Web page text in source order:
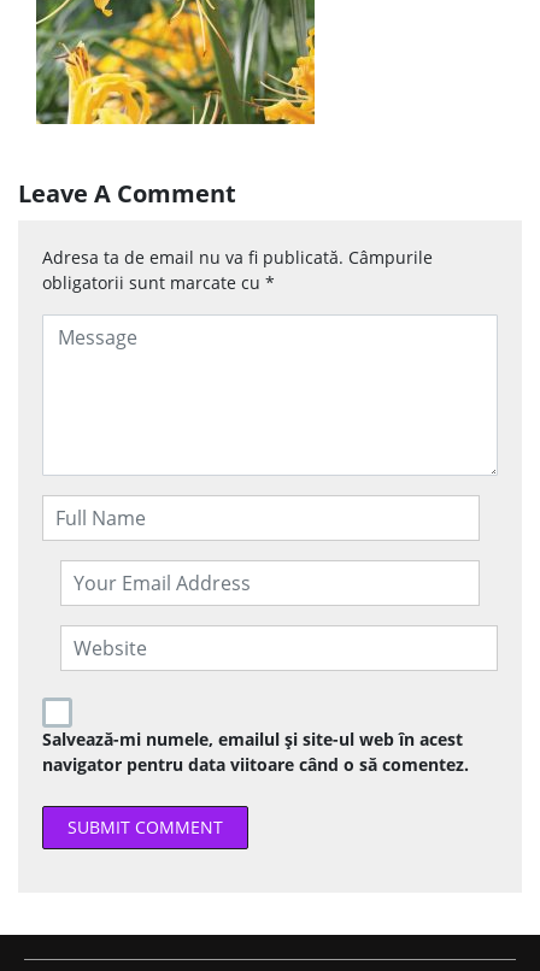
Leave A Comment
Adresa ta de email nu va fi publicată. Câmpurile
obligatorii sunt marcate cu *
Salvează-mi numele, emailul și site-ul web în acest
navigator pentru data viitoare când o să comentez.